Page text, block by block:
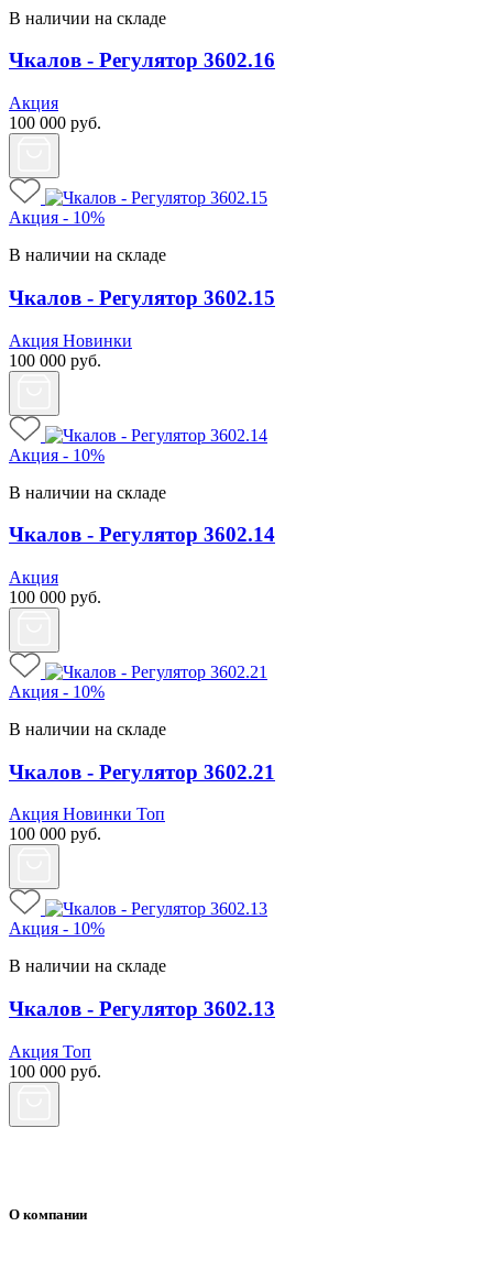
В наличии на складе
Чкалов - Регулятор 3602.16
Акция
100 000 руб.
Акция - 10%
В наличии на складе
Чкалов - Регулятор 3602.15
Акция Новинки
100 000 руб.
Акция - 10%
В наличии на складе
Чкалов - Регулятор 3602.14
Акция
100 000 руб.
Акция - 10%
В наличии на складе
Чкалов - Регулятор 3602.21
Акция Новинки Топ
100 000 руб.
Акция - 10%
В наличии на складе
Чкалов - Регулятор 3602.13
Акция Топ
100 000 руб.
О компании